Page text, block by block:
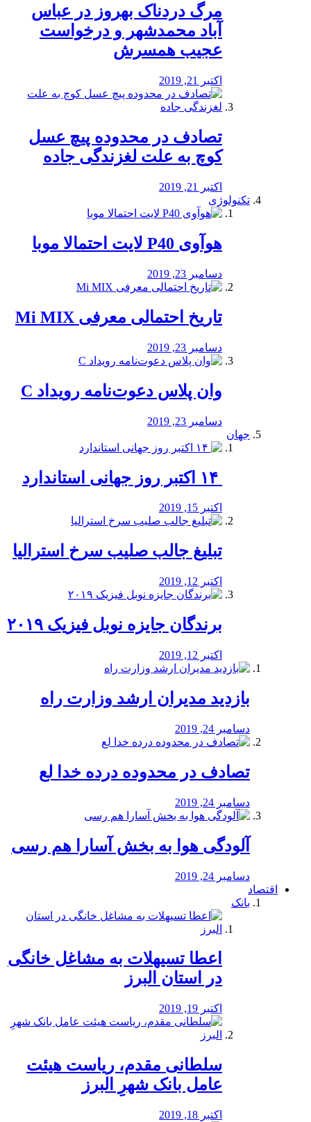
مرگ دردناک بهروز در عباس
آباد محمدشهر و درخواست
عجیب همسرش
اکتبر 21, 2019
تصادف در محدوده پیچ عسل
کوچ به علت لغزندگی جاده
اکتبر 21, 2019
تکنولوژی
هوآوی P40 لایت احتمالا موبا
دسامبر 23, 2019
تاریخ احتمالی معرفی Mi MIX
دسامبر 23, 2019
وان پلاس دعوت‌نامه رویداد C
دسامبر 23, 2019
جهان
اکتبر 15, 2019
تبلیغ جالب صلیب سرخ استرالیا
اکتبر 12, 2019
برندگان جایزه نوبل فیزیک ۲۰۱۹
اکتبر 12, 2019
بازدید مدیران ارشد وزارت راه
دسامبر 24, 2019
تصادف در محدوده درده خدا لع
دسامبر 24, 2019
آلودگی هوا به بخش آسارا هم رسی
دسامبر 24, 2019
اقتصاد
بانک
️اعطا تسیهلات به مشاغل خانگی
در استان البرز
اکتبر 19, 2019
سلطانی مقدم، ریاست هیئت
عامل بانک شهرِ البرز
اکتبر 18, 2019